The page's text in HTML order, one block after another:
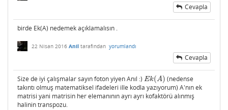
Cevapla
birde Ek(A) nedemek açıklamalısın .
22 Nisan 2016 Anil tarafından yorumlandı
Cevapla
Size de iyi çalışmalar sayın foton yiyen Anıl :) Ek(A)
Ek(A)
(nedense
takıntı olmuş matematiksel ifadeleri ille kodla yazıyorum) A'nın ek
matrisi yani matrisin her elemanının ayrı ayrı kofaktörü alınmış
halinin transpozu.